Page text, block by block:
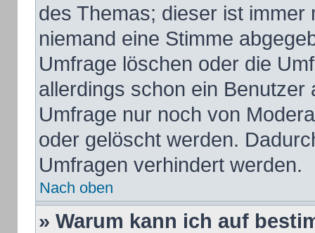
des Themas; dieser ist
niemand eine Stimme
Umfrage löschen oder die
allerdings schon ein
Umfrage nur noch von
oder gelöscht werden.
Umfragen verhindert werden.
Nach oben
» Warum kann ich auf